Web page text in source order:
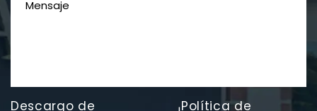
Descargo de Política de